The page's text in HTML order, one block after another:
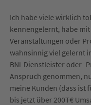
Ich habe viele wirklich
kennengelernt, habe
Veranstaltungen oder
wahnsinnig viel gelernt
BNI-Dienstleister oder -
Anspruch genommen,
meine Kunden (dass ist
bis jetzt über 200T€